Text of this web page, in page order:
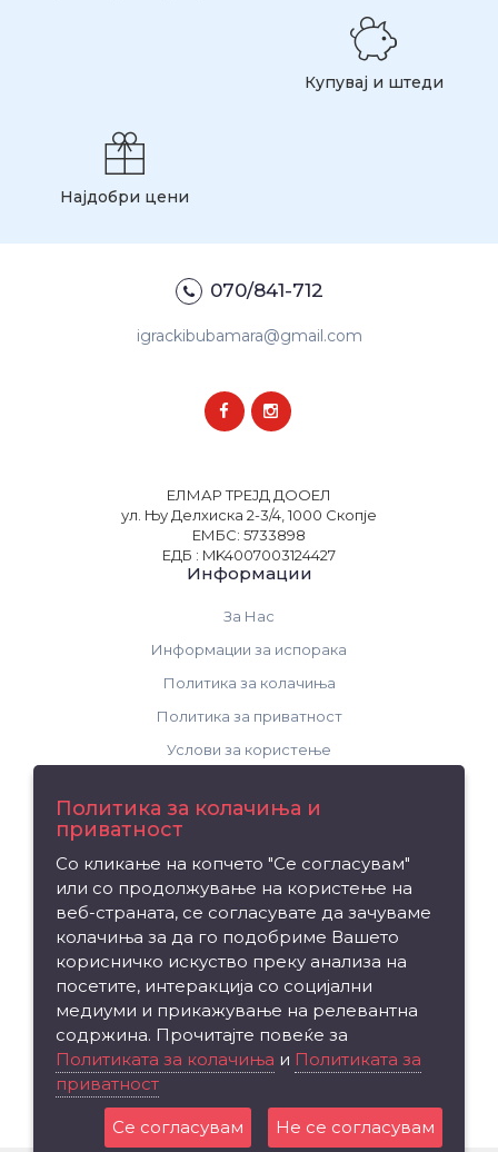
Купувај и штеди
Најдобри цени
070/841-712
igrackibubamara@gmail.com
ЕЛМАР ТРЕЈД ДООЕЛ
ул. Њу Делхиска 2-3/4, 1000 Скопје
ЕМБС: 5733898
ЕДБ : MK4007003124427
Информации
За Нас
Информации за испорака
Политика за колачиња
Политика за приватност
Услови за користење
Рекламација на производ
Мапа на сајтот
Издвојуваме
Брендови
Вредносен ваучер
Партнерска програма
Политика за колачиња и
приватност
Со кликање на копчето "Се согласувам"
или со продолжување на користење на
веб-страната, се согласувате да зачуваме
колачиња за да го подобриме Вашето
корисничко искуство преку анализа на
посетите, интеракција со социјални
медиуми и прикажување на релевантна
содржина. Прочитајте повеќе за
Политиката за колачиња и Политиката за
приватност
Се согласувам Не се согласувам